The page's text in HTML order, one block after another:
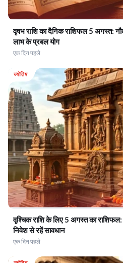
वृषभ राशि का दैनिक राशिफल 5 अगस्त:
लाभ के प्रबल योग
एक दिन पहले
ज्योतिष
वृश्चिक राशि के लिए 5 अगस्त का
निवेश से रहें सावधान
एक दिन पहले